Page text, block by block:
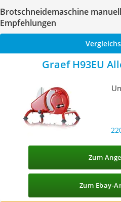
Brotschneidemaschine
Empfehlungen
Graef H93EU
Zum
Zum Ebay-